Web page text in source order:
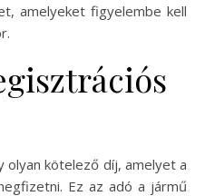
amelyeket figyelembe kell
olyan kötelező díj, amelyet a
Ez az adó a jármű